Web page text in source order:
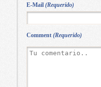
Comment (Requerido)
E-Mail (Requerido)